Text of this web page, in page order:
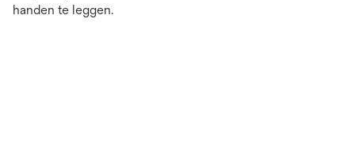
handen te leggen.